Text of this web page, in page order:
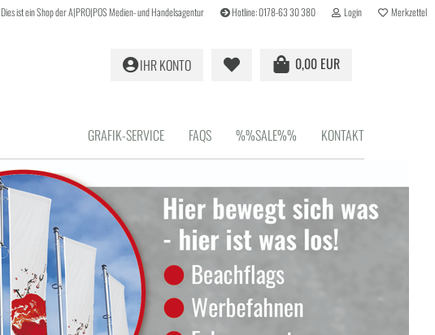
Dies ist ein Shop der A|PRO|POS Medien- und Handelsagentur Hotline: 0178-63 30 380 Login Merkzettel
0,00 EUR
IHR KONTO
GRAFIK-SERVICE FAQS %%SALE%% KONTAKT